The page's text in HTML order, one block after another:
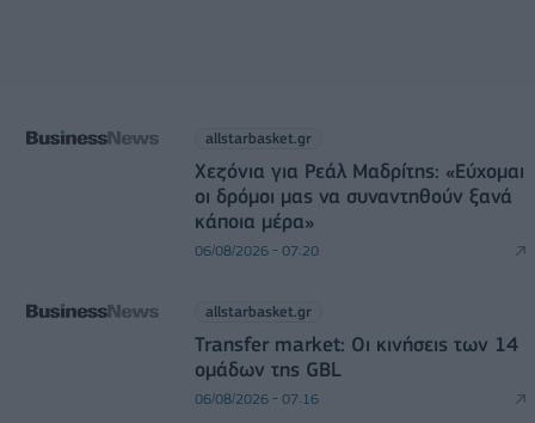
allstarbasket.gr
Χεζόνια για Ρεάλ Μαδρίτης: «Εύχομαι
οι δρόμοι μας να συναντηθούν ξανά
κάποια μέρα»
06/08/2026 - 07:20
allstarbasket.gr
Transfer market: Οι κινήσεις των 14
ομάδων της GBL
06/08/2026 - 07:16